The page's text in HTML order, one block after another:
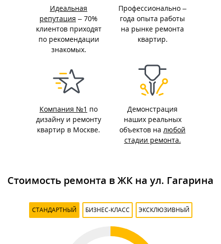
Идеальная
репутация – 70%
клиентов приходят
по рекомендации
знакомых.
Профессионально –
года опыта работы
на рынке ремонта
квартир.
Компания №1 по
дизайну и ремонту
квартир в Москве.
Демонстрация
наших реальных
объектов на любой
стадии ремонта.
Стоимость ремонта в ЖК на ул. Гагарина
СТАНДАРТНЫЙ БИЗНЕС-КЛАСС ЭКСКЛЮЗИВНЫЙ